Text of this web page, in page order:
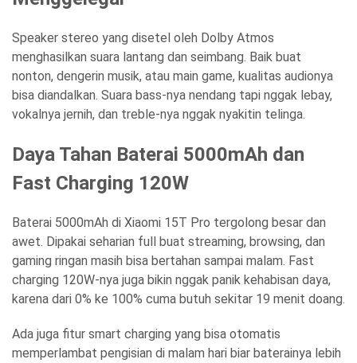
Speaker stereo yang disetel oleh Dolby Atmos
menghasilkan suara lantang dan seimbang. Baik buat
nonton, dengerin musik, atau main game, kualitas audionya
bisa diandalkan. Suara bass-nya nendang tapi nggak lebay,
vokalnya jernih, dan treble-nya nggak nyakitin telinga.
Daya Tahan Baterai 5000mAh dan
Fast Charging 120W
Baterai 5000mAh di Xiaomi 15T Pro tergolong besar dan
awet. Dipakai seharian full buat streaming, browsing, dan
gaming ringan masih bisa bertahan sampai malam. Fast
charging 120W-nya juga bikin nggak panik kehabisan daya,
karena dari 0% ke 100% cuma butuh sekitar 19 menit doang.
Ada juga fitur smart charging yang bisa otomatis
memperlambat pengisian di malam hari biar baterainya lebih